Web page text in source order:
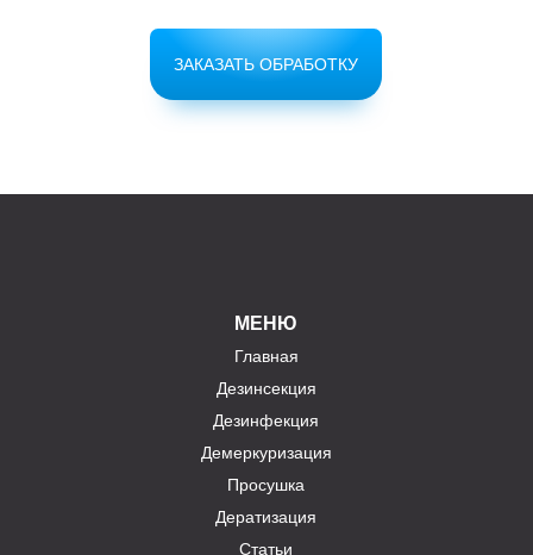
ЗАКАЗАТЬ ОБРАБОТКУ
МЕНЮ
Главная
Дезинсекция
Дезинфекция
Демеркуризация
Просушка
Дератизация
Статьи